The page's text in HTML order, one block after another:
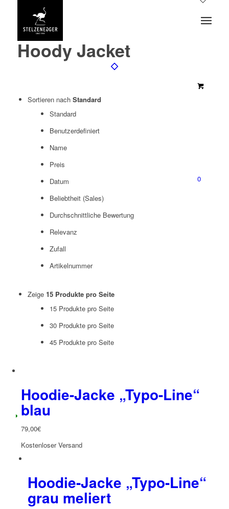
0
Hoody Jacket
Sortieren nach Standard
Standard
Benutzerdefiniert
Name
Preis
Datum
Beliebtheit (Sales)
Durchschnittliche Bewertung
Relevanz
Zufall
Artikelnummer
Zeige 15 Produkte pro Seite
15 Produkte pro Seite
30 Produkte pro Seite
45 Produkte pro Seite
Hoodie-Jacke „Typo-Line“
blau
79,00€
Kostenloser Versand
Hoodie-Jacke „Typo-Line“
grau meliert